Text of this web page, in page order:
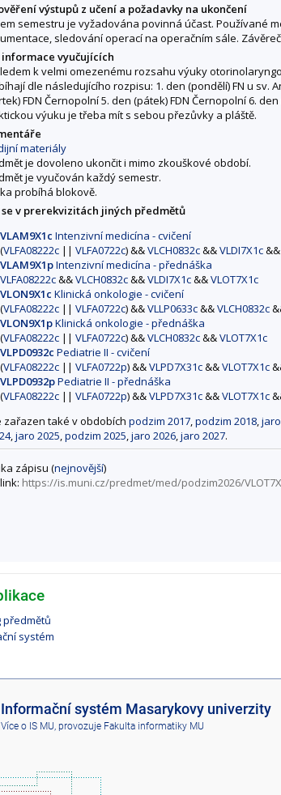
výstupů z učení a požadavky na ukončení
semestru je vyžadována povinná účast. Používané
sledování operací na operačním sále.
informace vyučujících
k velmi omezenému rozsahu výuky
dle následujícího rozpisu: 1. den (pondělí) FN u sv.
FDN Černopolní 5. den (pátek) FDN Černopolní 6.
výuku je třeba mít s sebou přezůvky a pláště.
materiály
je dovoleno ukončit i mimo zkouškové období.
je vyučován každý semestr.
probíhá blokově.
se v prerekvizitách jiných předmětů
VLAM9X1c Intenzivní medicína - cvičení
(VLFA08222c || VLFA0722c) &&VLCH0832c&&VLDI7X1c&&
VLAM9X1pIntenzivní medicína - přednáška
VLFA08222c&&VLCH0832c&&VLDI7X1c&&VLOT7X1c
VLON9X1c Klinická onkologie - cvičení
(VLFA08222c || VLFA0722c) &&VLLP0633c&&VLCH0832c
VLON9X1pKlinická onkologie - přednáška
(VLFA08222c || VLFA0722c) &&VLCH0832c&&VLOT7X1c
VLPD0932c Pediatrie II - cvičení
(VLFA08222c || VLFA0722p) &&VLPD7X31c&&VLOT7X1c
VLPD0932pPediatrie II - přednáška
(VLFA08222c || VLFA0722p) &&VLPD7X31c&&VLOT7X1c
zařazen také v obdobích podzim 2017,podzim 2018,
,jaro 2025,podzim 2025,jaro 2026,jaro 2027.
zápisu (nejnovější)
https://is.muni.cz/predmet/med/podzim2026/
předmětů
systém
Informační systém Masarykovy univerzity
Více o IS MU , provozuje Fakulta informatiky MU